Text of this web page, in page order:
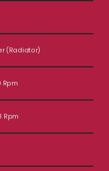
(Radiator)
Rpm
Rpm